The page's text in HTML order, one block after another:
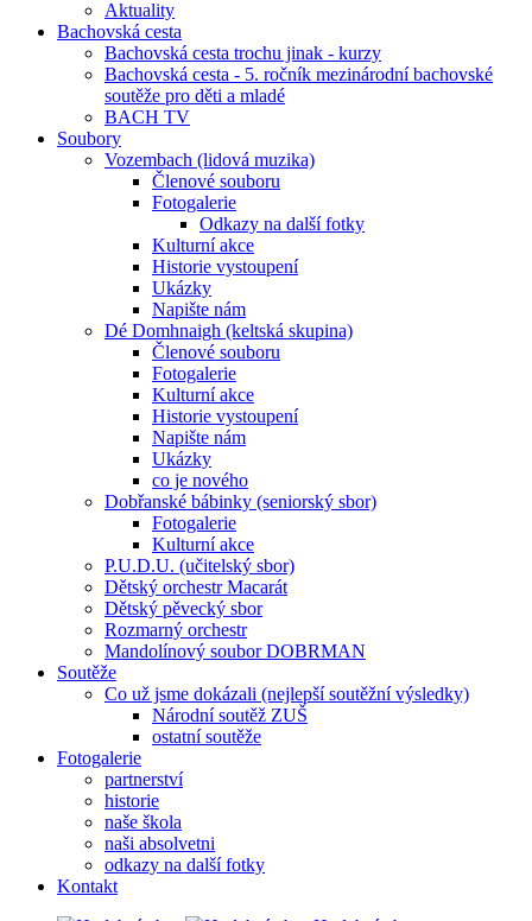
Aktuality
Bachovská cesta
Bachovská cesta trochu jinak - kurzy
Bachovská cesta - 5. ročník mezinárodní bachovské
soutěže pro děti a mladé
BACH TV
Soubory
Vozembach (lidová muzika)
Členové souboru
Fotogalerie
Odkazy na další fotky
Kulturní akce
Historie vystoupení
Ukázky
Napište nám
Dé Domhnaigh (keltská skupina)
Členové souboru
Fotogalerie
Kulturní akce
Historie vystoupení
Napište nám
Ukázky
co je nového
Dobřanské bábinky (seniorský sbor)
Fotogalerie
Kulturní akce
P.U.D.U. (učitelský sbor)
Dětský orchestr Macarát
Dětský pěvecký sbor
Rozmarný orchestr
Mandolínový soubor DOBRMAN
Soutěže
Co už jsme dokázali (nejlepší soutěžní výsledky)
Národní soutěž ZUŠ
ostatní soutěže
Fotogalerie
partnerství
historie
naše škola
naši absolvetni
odkazy na další fotky
Kontakt